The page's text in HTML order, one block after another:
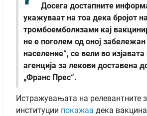
Досега достапните
укажуваат на тоа дека бројот на
тромбоемболизами кај
не е поголем од оној забележан
население“, се вели во
агенција за лекови доставена
„Франс Прес“.
Истражувањата на релевантните
институции покажаа дека